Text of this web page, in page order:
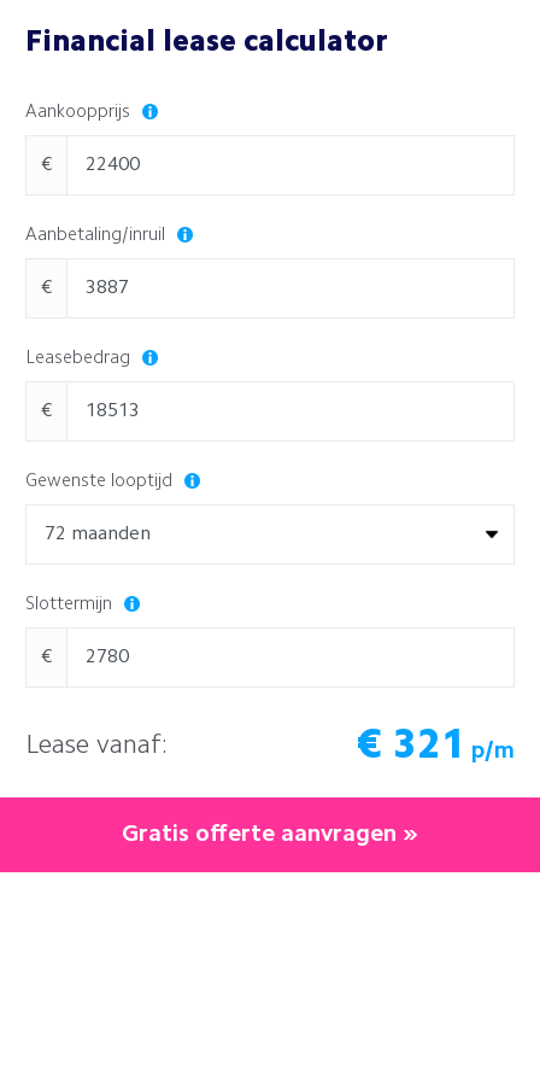
Financial lease calculator
Aankoopprijs
€
Aanbetaling/inruil
€
Leasebedrag
€
Gewenste looptijd
Slottermijn
€
Lease vanaf: € 321 p/m
Gratis offerte aanvragen »